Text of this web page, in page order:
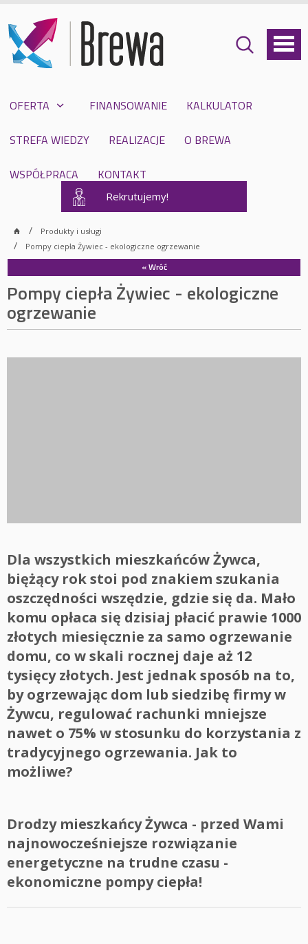
OFERTA FINANSOWANIE KALKULATOR
STREFA WIEDZY REALIZACJE O BREWA
WSPÓŁPRACA KONTAKT
Rekrutujemy!
Produkty i usługi
Pompy ciepła Żywiec - ekologiczne ogrzewanie
« Wróć
Pompy ciepła Żywiec - ekologiczne
ogrzewanie
Dla wszystkich mieszkańców Żywca,
biężący rok stoi pod znakiem szukania
oszczędności wszędzie, gdzie się da. Mało
komu opłaca się dzisiaj płacić prawie 1000
złotych miesięcznie za samo ogrzewanie
domu, co w skali rocznej daje aż 12
tysięcy złotych. Jest jednak sposób na to,
by ogrzewając dom lub siedzibę firmy w
Żywcu, regulować rachunki mniejsze
nawet o 75% w stosunku do korzystania z
tradycyjnego ogrzewania. Jak to
możliwe?
Drodzy mieszkańcy Żywca - przed Wami
najnowocześniejsze rozwiązanie
energetyczne na trudne czasu -
ekonomiczne pompy ciepła!